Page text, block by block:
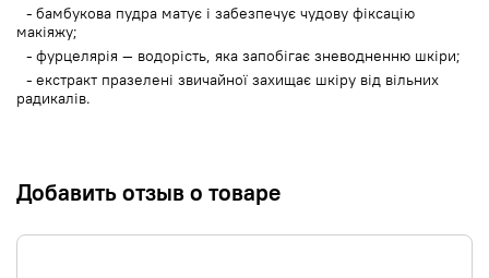
бамбукова пудра матує і забезпечує чудову фіксацію
макіяжу;
фурцелярія — водорість, яка запобігає зневодненню шкіри;
екстракт празелені звичайної захищає шкіру від вільних
радикалів.
Добавить отзыв о товаре